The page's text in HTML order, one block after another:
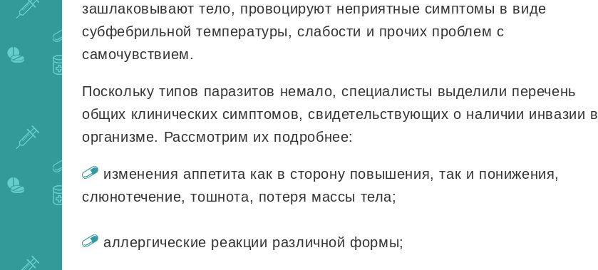
зашлаковывают тело, провоцируют неприятные симптомы в виде
субфебрильной температуры, слабости и прочих проблем с
самочувствием.
Поскольку типов паразитов немало, специалисты выделили перечень
общих клинических симптомов, свидетельствующих о наличии инвазии в
организме. Рассмотрим их подробнее:
изменения аппетита как в сторону повышения, так и понижения,
слюнотечение, тошнота, потеря массы тела;
аллергические реакции различной формы;